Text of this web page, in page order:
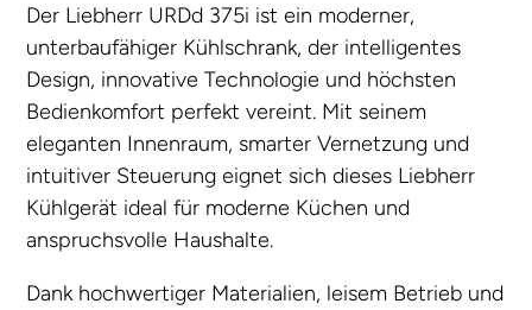
Der Liebherr URDd 375i ist ein moderner,
unterbaufähiger Kühlschrank, der intelligentes
Design, innovative Technologie und höchsten
Bedienkomfort perfekt vereint. Mit seinem
eleganten Innenraum, smarter Vernetzung und
intuitiver Steuerung eignet sich dieses Liebherr
Kühlgerät ideal für moderne Küchen und
anspruchsvolle Haushalte.
Dank hochwertiger Materialien, leisem Betrieb und